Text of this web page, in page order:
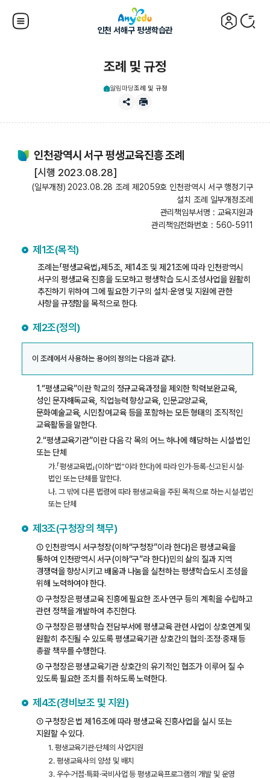
인천 서해구 평생학습관
조례 및 규정
알림마당조례 및 규정
인천광역시 서구 평생교육진흥 조례
[시행 2023.08.28]
(일부개정) 2023.08.28 조례 제2059호 인천광역시 서구 행정기구
설치 조례 일부개정조례
관리책임부서명 : 교육지원과
관리책임전화번호 : 560-5911
제1조(목적)
조례는「평생교육법」제5조, 제14조 및 제21조에 따라 인천광역시
서구의 평생교육 진흥을 도모하고 평생학습 도시 조성사업을 원활히
추진하기 위하여 그에 필요한 기구의 설치·운영 및 지원에 관한
사항을 규정함을 목적으로 한다.
제2조(정의)
이 조례에서 사용하는 용어의 정의는 다음과 같다.
1.“평생교육”이란 학교의 정규교육과정을 제외한 학력보완교육,
성인 문자해독교육, 직업능력 향상교육, 인문교양교육,
문화예술교육, 시민참여교육 등을 포함하는 모든 형태의 조직적인
교육활동을 말한다.
2.“평생교육기관”이란 다음 각 목의 어느 하나에 해당하는 시설·법인
또는 단체
가.「평생교육법」(이하“법”이라 한다)에 따라 인가·등록·신고된 시설·
법인 또는 단체를 말한다.
나. 그 밖에 다른 법령에 따라 평생교육을 주된 목적으로 하는 시설·법인
또는 단체
제3조(구청장의 책무)
① 인천광역시 서구청장(이하“구청장”이라 한다)은 평생교육을
통하여 인천광역시 서구(이하“구”라 한다)민의 삶의 질과 지역
경쟁력을 향상시키고 배움과 나눔을 실천하는 평생학습도시 조성을
위해 노력하여야 한다.
② 구청장은 평생교육 진흥에 필요한 조사·연구 등의 계획을 수립하고
관련 정책을 개발하여 추진한다.
③ 구청장은 평생학습 전담부서에 평생교육 관련 사업이 상호연계 및
원활히 추진될 수 있도록 평생교육기관 상호간의 협의·조정·중재 등
총괄 책무를 수행한다.
④ 구청장은 평생교육기관 상호간의 유기적인 협조가 이루어 질 수
있도록 필요한 조치를 취하도록 노력한다.
제4조(경비보조 및 지원)
① 구청장은 법 제16조에 따라 평생교육 진흥사업을 실시 또는
지원할 수 있다.
1. 평생교육기관·단체의 사업지원
2. 평생교육사의 양성 및 배치
3. 우수·거점·특화·국비사업 등 평생교육프로그램의 개발 및 운영